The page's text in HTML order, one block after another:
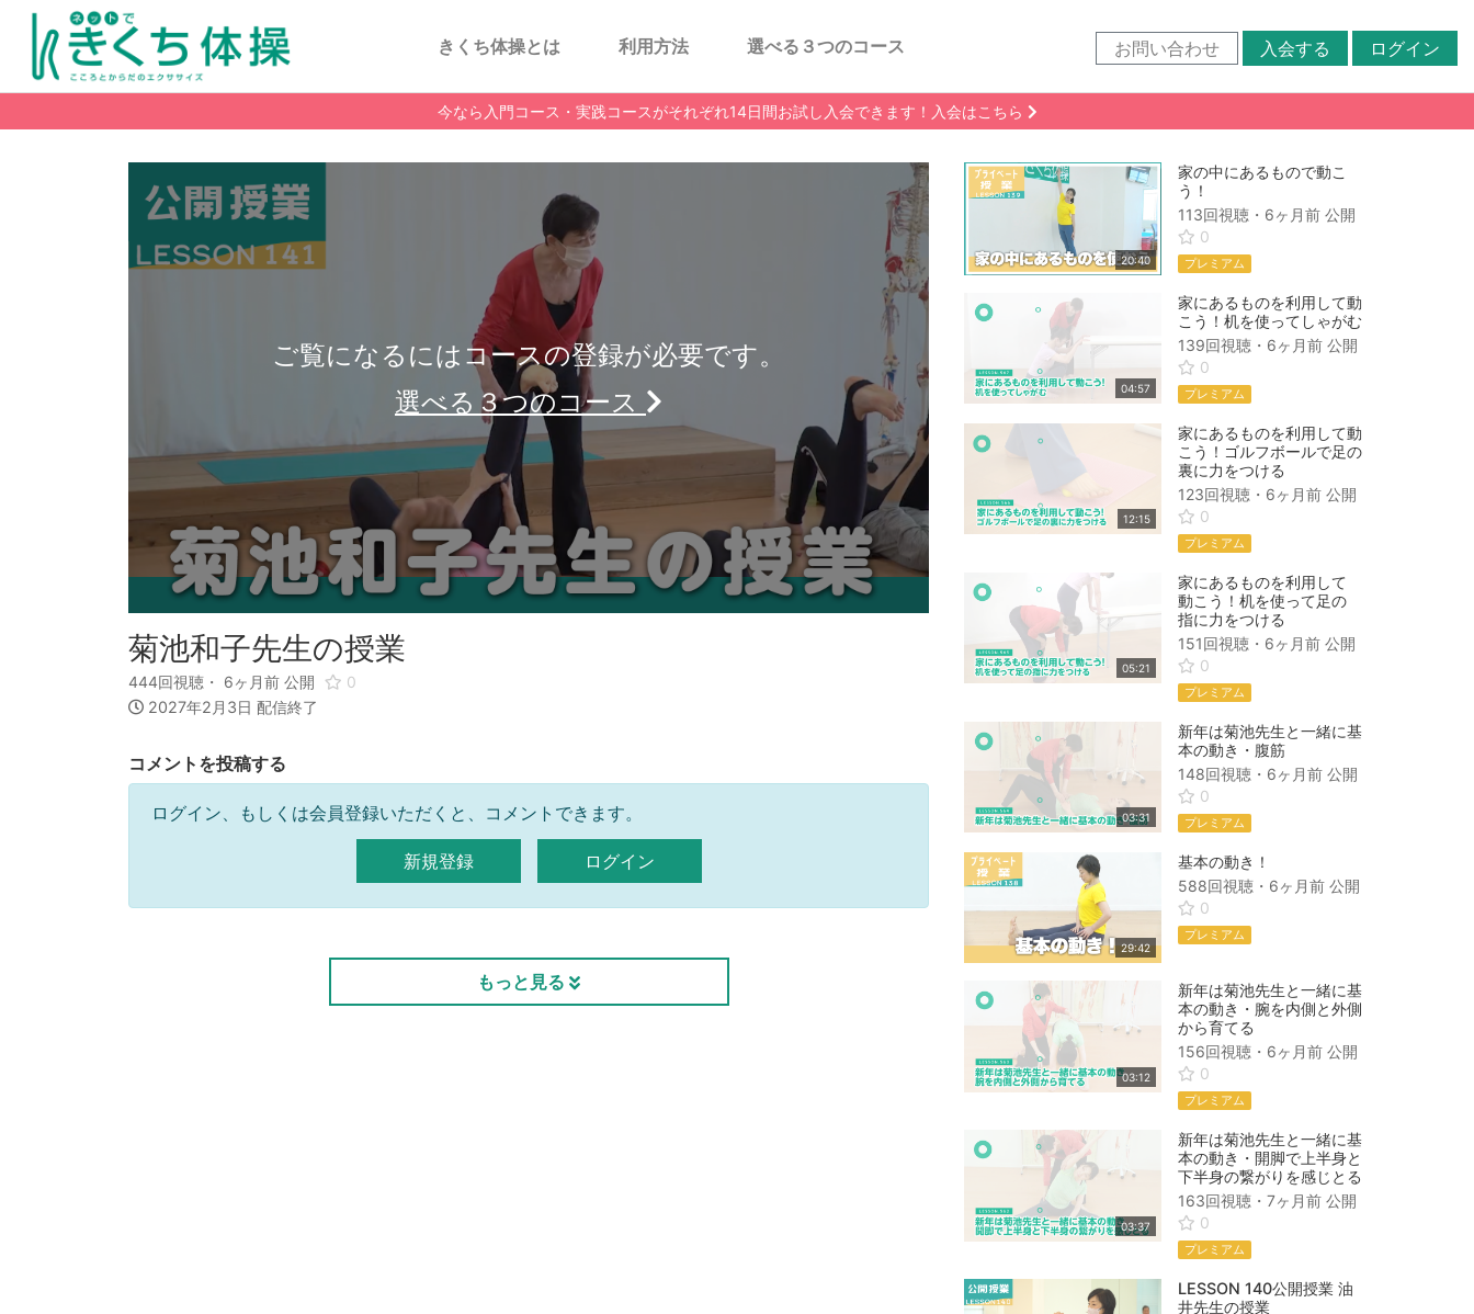
きくち体操とは 利用方法 選べる３つのコース お問い合わせ 入会する ログイン
今なら入門コース・実践コースがそれぞれ14日間お試し入会できます！入会はこちら
ご覧になるにはコースの登録が必要です。
選べる３つのコース
菊池和子先生の授業
444回視聴・ 6ヶ月前 公開
0
2027年2月3日 配信終了
コメントを投稿する
ログイン、もしくは会員登録いただくと、コメントできます。
新規登録 ログイン
もっと見る
20:40
家の中にあるもので動こ
う！
113回視聴・ 6ヶ月前 公開
0
プレミアム
04:57
家にあるものを利用して動
こう！机を使ってしゃがむ
139回視聴・ 6ヶ月前 公開
0
プレミアム
12:15
家にあるものを利用して動
こう！ゴルフボールで足の
裏に力をつける
123回視聴・ 6ヶ月前 公開
0
プレミアム
05:21
家にあるものを利用して
動こう！机を使って足の
指に力をつける
151回視聴・ 6ヶ月前 公開
0
プレミアム
03:31
新年は菊池先生と一緒に基
本の動き・腹筋
148回視聴・ 6ヶ月前 公開
0
プレミアム
29:42
基本の動き！
588回視聴・ 6ヶ月前 公開
0
プレミアム
03:12
新年は菊池先生と一緒に基
本の動き・腕を内側と外側
から育てる
156回視聴・ 6ヶ月前 公開
0
プレミアム
03:37
新年は菊池先生と一緒に基
本の動き・開脚で上半身と
下半身の繋がりを感じとる
163回視聴・ 7ヶ月前 公開
0
プレミアム
LESSON 140公開授業 油
井先生の授業